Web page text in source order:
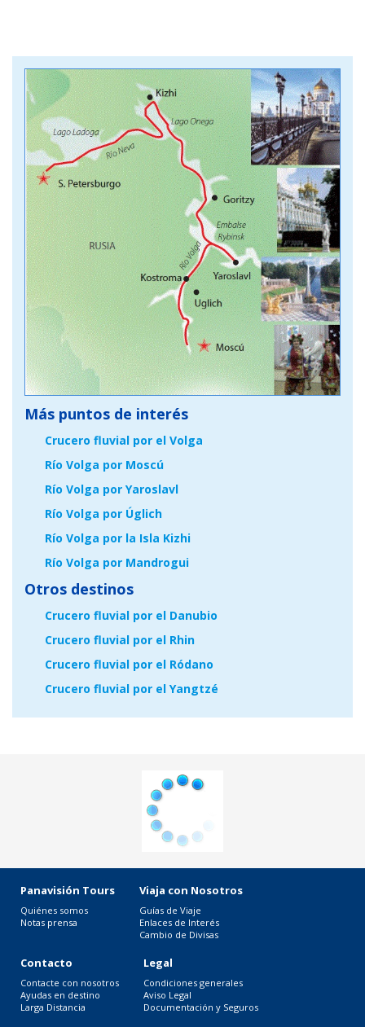
Más puntos de interés
Crucero fluvial por el Volga
Río Volga por Moscú
Río Volga por Yaroslavl
Río Volga por Úglich
Río Volga por la Isla Kizhi
Río Volga por Mandrogui
Otros destinos
Crucero fluvial por el Danubio
Crucero fluvial por el Rhin
Crucero fluvial por el Ródano
Crucero fluvial por el Yangtzé
Panavisión Tours
Quiénes somos
Notas prensa
Viaja con Nosotros
Guías de Viaje
Enlaces de Interés
Cambio de Divisas
Contacto
Contacte con nosotros
Ayudas en destino
Larga Distancia
Legal
Condiciones generales
Aviso Legal
Documentación y Seguros